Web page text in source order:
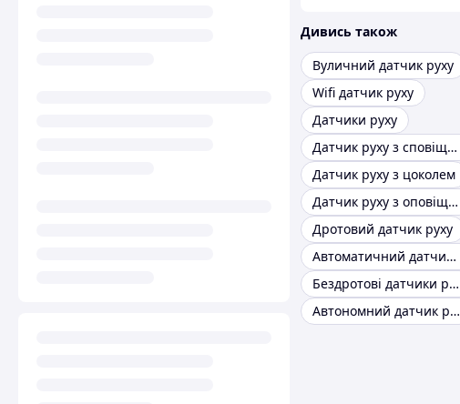
Дивись також
Вуличний датчик руху
Wifi датчик руху
Датчики руху
Датчик руху з сповіщенням на телефон
Датчик руху з цоколем
Датчик руху з оповіщенням
Дротовий датчик руху
Автоматичний датчик руху
Бездротові датчики руху для сигналізації
Автономний датчик руху